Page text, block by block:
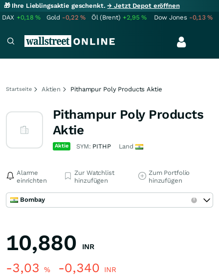
🎁 Ihre Lieblingsaktie geschenkt.→ Jetzt Depot eröffnen
DAX +0,18% Gold -0,22% Öl (Brent) +2,95% Dow Jones -0,13%
Startseite Aktien Pithampur Poly Products Aktie
Pithampur Poly Products
Aktie
Aktie SYM: PITHP Land
Alarme
einrichten
Zur Watchlist
hinzufügen
Zum Portfolio
hinzufügen
Bombay
10,880 INR
-3,03 % -0,340 INR